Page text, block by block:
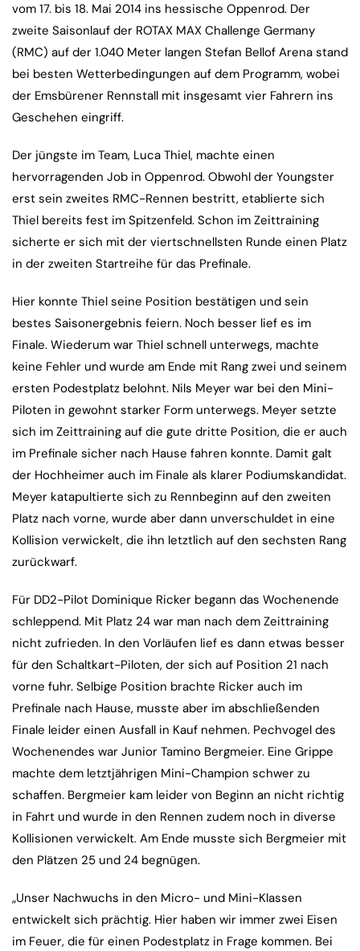
vom 17. bis 18. Mai 2014 ins hessische Oppenrod. Der
zweite Saisonlauf der ROTAX MAX Challenge Germany
(RMC) auf der 1.040 Meter langen Stefan Bellof Arena stand
bei besten Wetterbedingungen auf dem Programm, wobei
der Emsbürener Rennstall mit insgesamt vier Fahrern ins
Geschehen eingriff.
Der jüngste im Team, Luca Thiel, machte einen
hervorragenden Job in Oppenrod. Obwohl der Youngster
erst sein zweites RMC-Rennen bestritt, etablierte sich
Thiel bereits fest im Spitzenfeld. Schon im Zeittraining
sicherte er sich mit der viertschnellsten Runde einen Platz
in der zweiten Startreihe für das Prefinale.
Hier konnte Thiel seine Position bestätigen und sein
bestes Saisonergebnis feiern. Noch besser lief es im
Finale. Wiederum war Thiel schnell unterwegs, machte
keine Fehler und wurde am Ende mit Rang zwei und seinem
ersten Podestplatz belohnt. Nils Meyer war bei den Mini-
Piloten in gewohnt starker Form unterwegs. Meyer setzte
sich im Zeittraining auf die gute dritte Position, die er auch
im Prefinale sicher nach Hause fahren konnte. Damit galt
der Hochheimer auch im Finale als klarer Podiumskandidat.
Meyer katapultierte sich zu Rennbeginn auf den zweiten
Platz nach vorne, wurde aber dann unverschuldet in eine
Kollision verwickelt, die ihn letztlich auf den sechsten Rang
zurückwarf.
Für DD2-Pilot Dominique Ricker begann das Wochenende
schleppend. Mit Platz 24 war man nach dem Zeittraining
nicht zufrieden. In den Vorläufen lief es dann etwas besser
für den Schaltkart-Piloten, der sich auf Position 21 nach
vorne fuhr. Selbige Position brachte Ricker auch im
Prefinale nach Hause, musste aber im abschließenden
Finale leider einen Ausfall in Kauf nehmen. Pechvogel des
Wochenendes war Junior Tamino Bergmeier. Eine Grippe
machte dem letztjährigen Mini-Champion schwer zu
schaffen. Bergmeier kam leider von Beginn an nicht richtig
in Fahrt und wurde in den Rennen zudem noch in diverse
Kollisionen verwickelt. Am Ende musste sich Bergmeier mit
den Plätzen 25 und 24 begnügen.
„Unser Nachwuchs in den Micro- und Mini-Klassen
entwickelt sich prächtig. Hier haben wir immer zwei Eisen
im Feuer, die für einen Podestplatz in Frage kommen. Bei